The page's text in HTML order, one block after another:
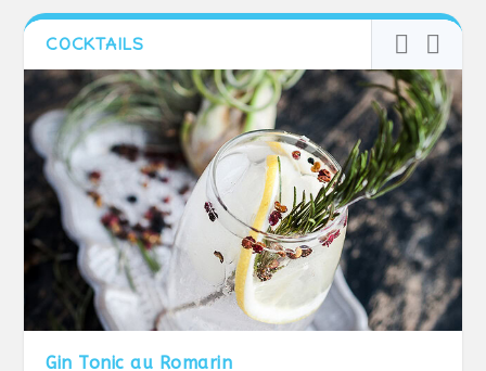
COCKTAILS
Gin Tonic au Romarin